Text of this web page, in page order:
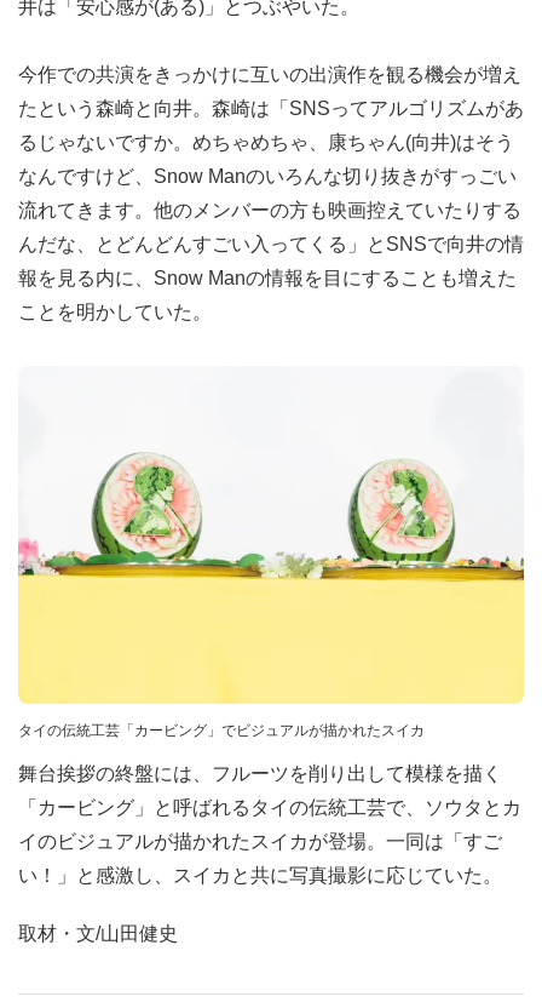
井は「安心感が(ある)」とつぶやいた。
今作での共演をきっかけに互いの出演作を観る機会が増え
たという森崎と向井。森崎は「SNSってアルゴリズムがあ
るじゃないですか。めちゃめちゃ、康ちゃん(向井)はそう
なんですけど、Snow Manのいろんな切り抜きがすっごい
流れてきます。他のメンバーの方も映画控えていたりする
んだな、とどんどんすごい入ってくる」とSNSで向井の情
報を見る内に、Snow Manの情報を目にすることも増えた
ことを明かしていた。
タイの伝統工芸「カービング」でビジュアルが描かれたスイカ
舞台挨拶の終盤には、フルーツを削り出して模様を描く
「カービング」と呼ばれるタイの伝統工芸で、ソウタとカ
イのビジュアルが描かれたスイカが登場。一同は「すご
い！」と感激し、スイカと共に写真撮影に応じていた。
取材・文/山田健史